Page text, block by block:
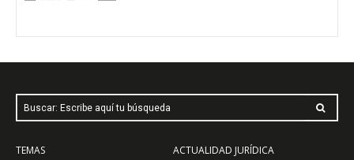
Buscar: Escribe aquí tu búsqueda
TEMAS
ACTUALIDAD JURÍDICA